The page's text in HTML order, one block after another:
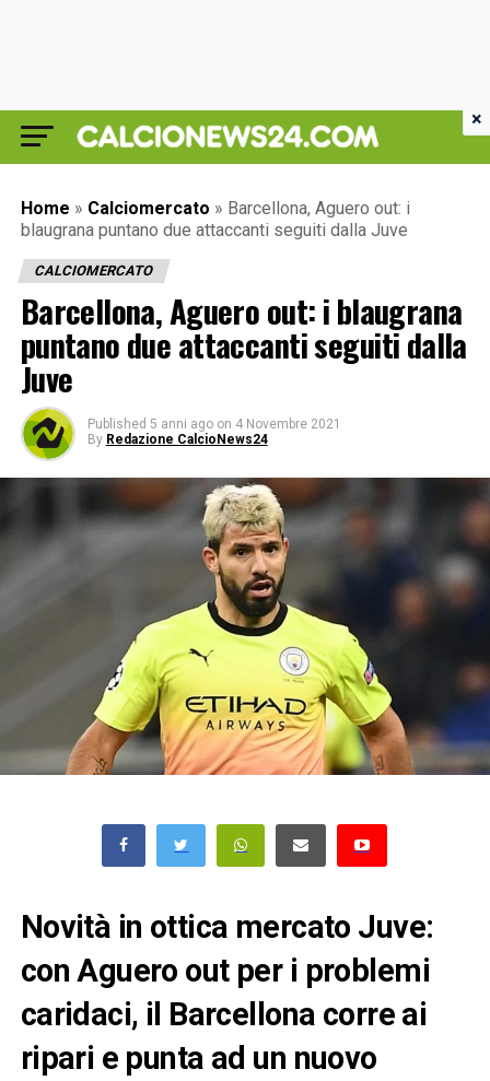
Home » Calciomercato » Barcellona, Aguero out: i
blaugrana puntano due attaccanti seguiti dalla Juve
CALCIOMERCATO
Barcellona, Aguero out: i blaugrana
puntano due attaccanti seguiti dalla
Juve
Published 5 anni ago on 4 Novembre 2021
By Redazione CalcioNews24
Novità in ottica mercato Juve:
con Aguero out per i problemi
caridaci, il Barcellona corre ai
ripari e punta ad un nuovo
×